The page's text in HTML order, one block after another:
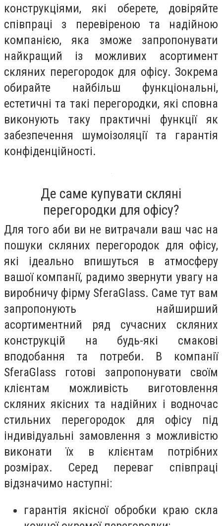
конструкціями, які оберете, довіряйте
співпраці з перевіреною та надійною
компанією, яка зможе запропонувати
найкращий із можливих асортимент
скляних перегородок для офісу. Зокрема
обирайте найбільш функціональні,
естетичні та такі перегородки, які сповна
виконують таку практичні функції як
забезпечення шумоізоляції та гарантія
конфіденційності.
Де саме купувати скляні
перегородки для офісу?
Для того аби ви не витрачали ваш час на
пошуки скляних перегородок для офісу,
які ідеально впишуться в атмосферу
вашої компанії, радимо звернути увагу на
виробничу фірму SferaGlass. Саме тут вам
запропонують найширший
асортиментний ряд сучасних скляних
конструкцій на будь-які смакові
вподобання та потреби. В компанії
SferaGlass готові запропонувати своїм
клієнтам можливість виготовлення
скляних якісних та надійних і водночас
стильних перегородок для офісу під
індивідуальні замовлення з можливістю
виконати їх в клієнтам потрібних
розмірах. Серед переваг співпраці
відзначимо наступні:
гарантія якісної обробки краю скла